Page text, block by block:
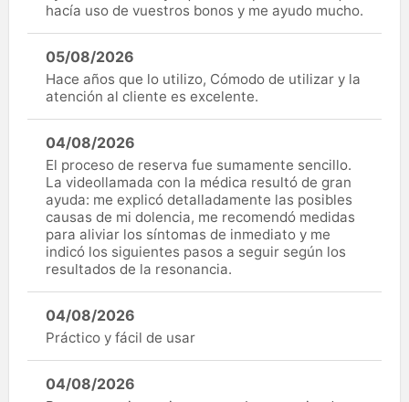
hacía uso de vuestros bonos y me ayudo mucho.
05/08/2026
Hace años que lo utilizo, Cómodo de utilizar y la
atención al cliente es excelente.
04/08/2026
El proceso de reserva fue sumamente sencillo.
La videollamada con la médica resultó de gran
ayuda: me explicó detalladamente las posibles
causas de mi dolencia, me recomendó medidas
para aliviar los síntomas de inmediato y me
indicó los siguientes pasos a seguir según los
resultados de la resonancia.
04/08/2026
Práctico y fácil de usar
04/08/2026